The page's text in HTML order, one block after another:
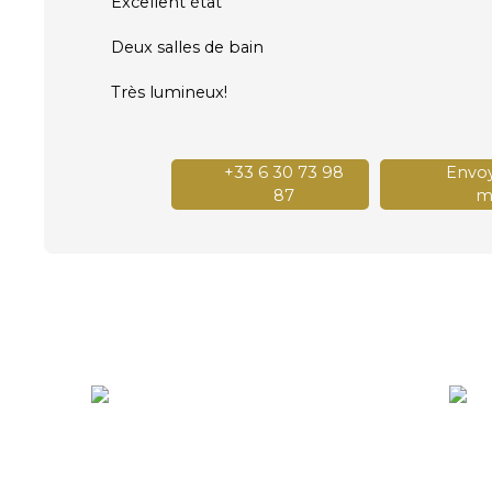
Deux salles de bain
Très lumineux!
+33 6 30 73 98
87